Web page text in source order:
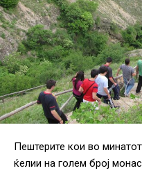
Пештерите кои во
ќелии на голем број